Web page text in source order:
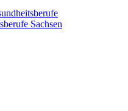
Sachsen